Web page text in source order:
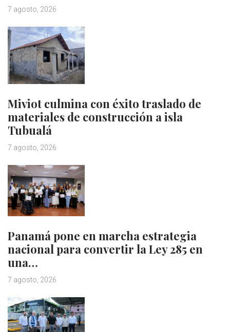
7 agosto, 2026
Miviot culmina con éxito traslado de
materiales de construcción a isla
Tubualá
7 agosto, 2026
Panamá pone en marcha estrategia
nacional para convertir la Ley 285 en
una…
7 agosto, 2026